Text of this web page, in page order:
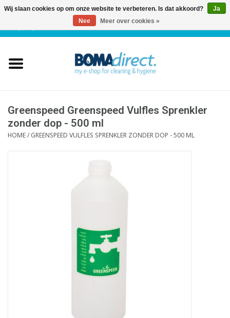
Klantenservice
Blog
Greenspeed Greenspeed Vulfles Sprenkler
zonder dop - 500 ml
HOME/GREENSPEED VULFLES SPRENKLER ZONDER DOP - 500 ML
Wij slaan cookies op om onze website te verbeteren. Is dat akkoord?
Ja
Nee
Meer over cookies »